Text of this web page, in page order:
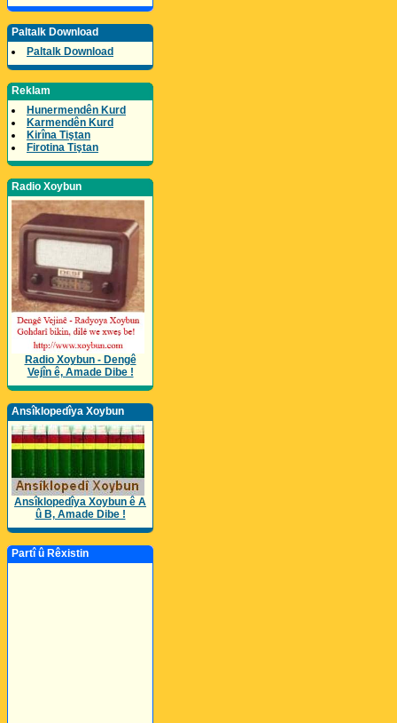
Paltalk Download
Paltalk Download
Reklam
Hunermendên Kurd
Karmendên Kurd
Kirîna Tiştan
Firotina Tiştan
Radio Xoybun
Radio Xoybun - Dengê
Vejîn ê, Amade Dibe !
Ansîklopedîya Xoybun
Ansîklopedîya Xoybun ê A
û B, Amade Dibe !
Partî û Rêxistin